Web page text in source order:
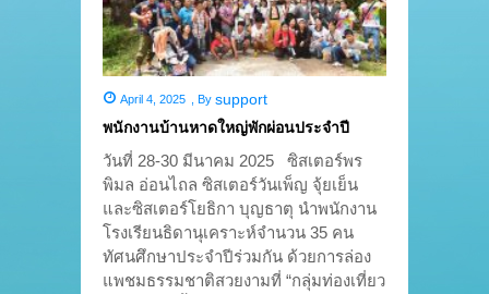
April 4, 2025 By support
พนักงานบ้านหาดใหญ่พักผ่อนประจำปี
วันที่ 28-30 มีนาคม 2025 ซิสเตอร์พร
พิมล อ่อนไถล ซิสเตอร์วันเพ็ญ จุ้ยเย็น
และซิสเตอร์โยธิกา บุญธาตุ นำพนักงาน
โรงเรียนธิดานุเคราะห์จำนวน 35 คน
ทัศนศึกษาประจำปีร่วมกัน ด้วยการล่อง
แพชมธรรมชาติสวยงามที่ “กลุ่มท่องเที่ยว